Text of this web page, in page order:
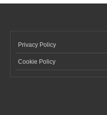
Privacy Policy
Cookie Policy